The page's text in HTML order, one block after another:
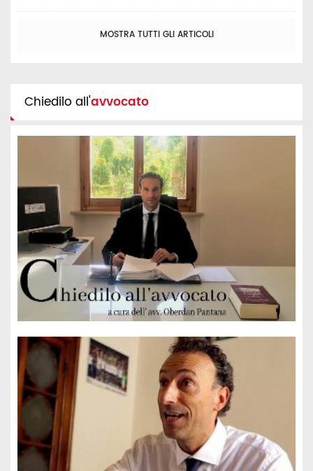
MOSTRA TUTTI GLI ARTICOLI
Chiedilo all'avvocato